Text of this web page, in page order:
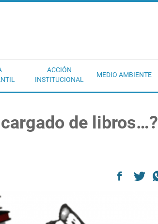
ACCIÓN
INSTITUCIONAL
MEDIO AMBIENTE
de libros…?